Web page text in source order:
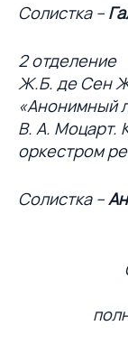
Солистка –
2 отделение
Ж.Б. де Сен
«Анонимный
В. А. Моцарт.
оркестром
Солистка –